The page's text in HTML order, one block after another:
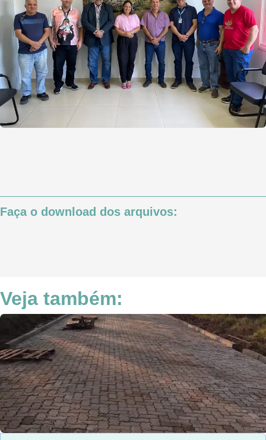
Faça o download dos arquivos:
Veja também: